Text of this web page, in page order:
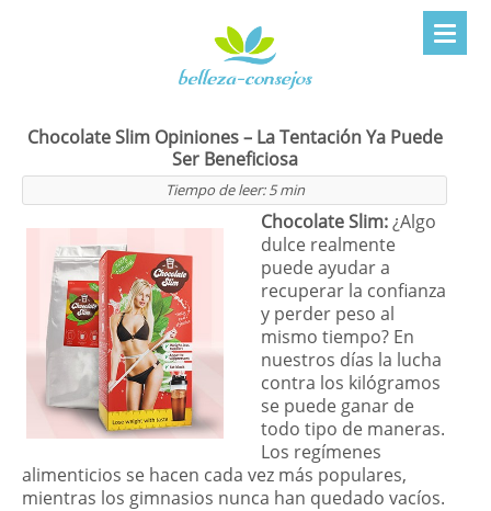
Chocolate Slim Opiniones – La Tentación Ya Puede
Ser Beneficiosa
Tiempo de leer:5 min
Chocolate Slim:¿Algo
dulce realmente
puede ayudar a
recuperar la confianza
y perder peso al
mismo tiempo? En
nuestros días la lucha
contra los kilógramos
se puede ganar de
todo tipo de maneras.
Los regímenes
alimenticios se hacen cada vez más populares,
mientras los gimnasios nunca han quedado vacíos.